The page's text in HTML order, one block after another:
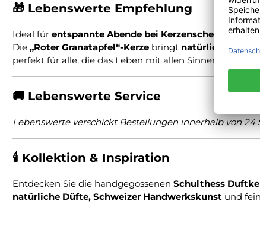
🎁 Lebenswerte Empfehlung
Ideal für entspannte Abende bei Kerzenschein oder als
Die „Roter Granatapfel“-Kerze bringt natürliche
perfekt für alle, die das Leben mit allen Sinnen genießen.
🚚 Lebenswerte Service
Lebenswerte verschickt Bestellungen innerhalb von
🕯 Kollektion & Inspiration
Entdecken Sie die handgegossenen Schulthess
natürliche Düfte, Schweizer Handwerkskunst und